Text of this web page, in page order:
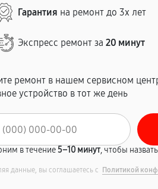
Гарантия на ремонт до 3х лет
Экспресс ремонт за20 минут
ремонт в нашем сервисном
устройство в тот же день
в течение5–10 минут, чтобы
данные, вы соглашаетесь с Политикой